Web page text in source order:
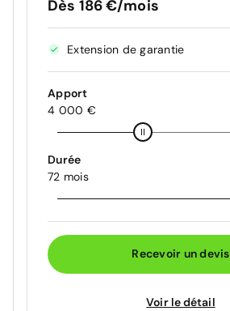
Dès 186 €/mois
Extension de garantie
Apport
4 000 €
Durée
72 mois
Recevoir un devis
Voir le détail